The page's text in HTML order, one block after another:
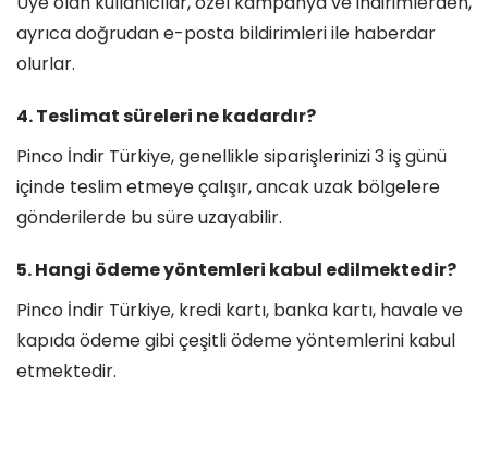
ayrıca doğrudan e-posta bildirimleri ile haberdar
olurlar.
4. Teslimat süreleri ne kadardır?
Pinco İndir Türkiye, genellikle siparişlerinizi 3 iş günü
içinde teslim etmeye çalışır, ancak uzak bölgelere
gönderilerde bu süre uzayabilir.
5. Hangi ödeme yöntemleri kabul edilmektedir?
Pinco İndir Türkiye, kredi kartı, banka kartı, havale ve
kapıda ödeme gibi çeşitli ödeme yöntemlerini kabul
etmektedir.